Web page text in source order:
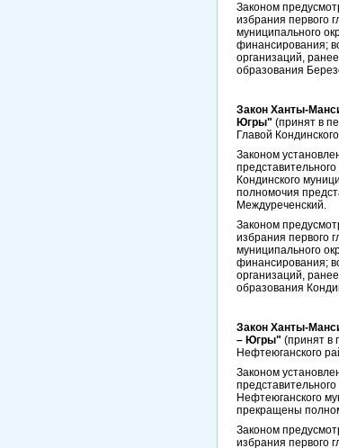
Законом
избрания первого
муниципального
финансирования;
организаций,
образования
Закон Ханты-
Югры" (принят в
Главой
Законом
Кондинского
полномочия
Междуреченский.
Законом
избрания первого
муниципального
финансирования;
организаций,
образования
Закон Ханты-
– Югры" (принят в
Нефтеюганского
Законом
Нефтеюганского
прекращены
Законом
избрания первого